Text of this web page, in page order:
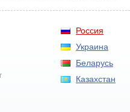
Россия
Украина
Беларусь
Казахстан